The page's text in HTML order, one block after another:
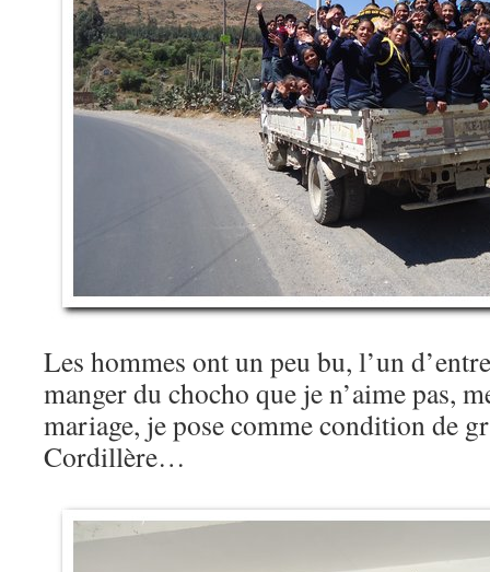
Les hommes ont un peu bu, l’un
manger du chocho que je n’aime pas,
mariage, je pose comme condition de
Cordillère…